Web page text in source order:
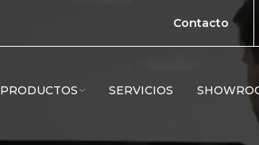
Contacto
PRODUCTOS SERVICIOS